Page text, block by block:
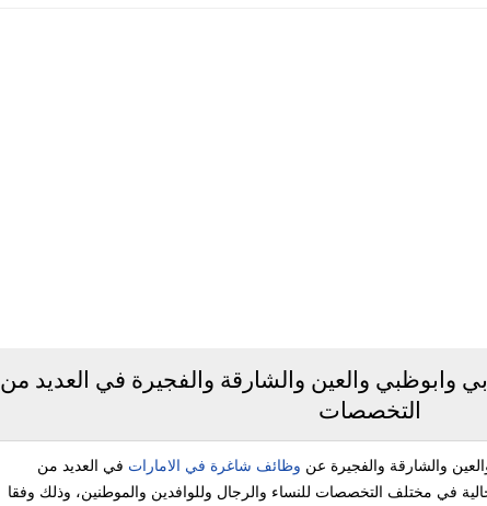
والعين والشارقة والفجيرة في العديد من
التخصصات
والشارقة والفجيرة عن وظائف شاغرة في الامارات في العديد من
مختلف التخصصات للنساء والرجال وللوافدين والموطنين، وذلك وفقا